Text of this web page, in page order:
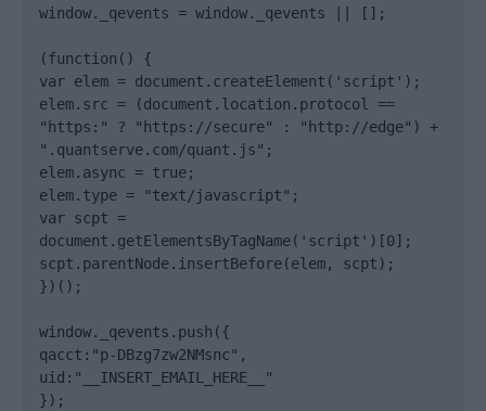
window._qevents = window._qevents || [];
(function() {
var elem = document.createElement('script');
elem.src = (document.location.protocol ==
"https:" ? "https://secure" : "http://edge") +
".quantserve.com/quant.js";
elem.async = true;
elem.type = "text/javascript";
var scpt =
document.getElementsByTagName('script')[0];
scpt.parentNode.insertBefore(elem, scpt);
})();
window._qevents.push({
qacct:"p-DBzg7zw2NMsnc",
uid:"__INSERT_EMAIL_HERE__"
});